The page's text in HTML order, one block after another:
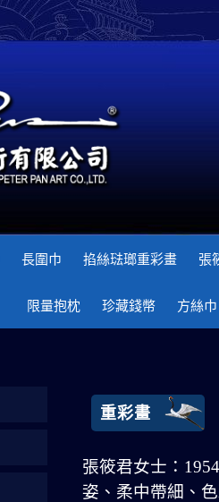
長圍巾 掐絲琺瑯重彩畫 張
限量抱枕 珍藏錢幣 方絲巾
重彩畫
張筱君女士：
姿、柔中帶細、